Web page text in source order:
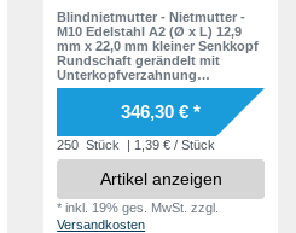
Blindnietmutter - Nietmutter -
M10 Edelstahl A2 (Ø x L) 12,9
mm x 22,0 mm kleiner Senkkopf
Rundschaft gerändelt mit
Unterkopfverzahnung
Schaftende offen Einziehmutter
Einnietmuttern - GO-NUT
346,30 € *
250 Stück | 1,39 € / Stück
Artikel anzeigen
*inkl. 19% ges. MwSt. zzgl.
Versandkosten